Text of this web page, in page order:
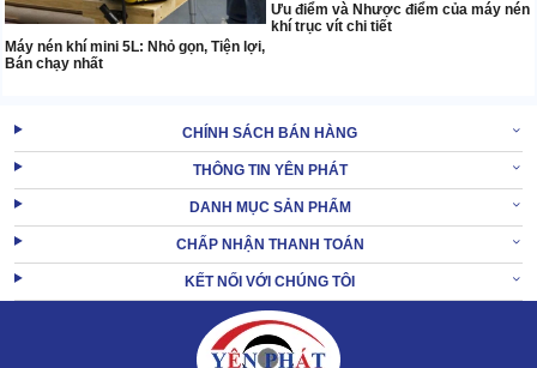
Máy nén khí mini 5L: Nhỏ gọn, Tiện lợi,
Bán chạy nhất
Ưu điểm và Nhược điểm của máy nén
khí trục vít chi tiết
CHÍNH SÁCH BÁN HÀNG
THÔNG TIN YÊN PHÁT
DANH MỤC SẢN PHẨM
CHẤP NHẬN THANH TOÁN
KẾT NỐI VỚI CHÚNG TÔI